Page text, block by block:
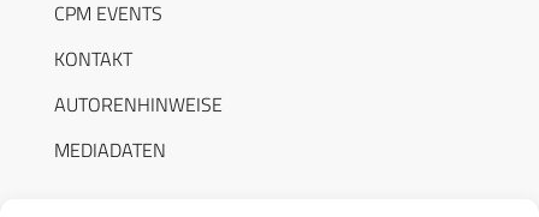
CPM EVENTS
KONTAKT
AUTORENHINWEISE
MEDIADATEN